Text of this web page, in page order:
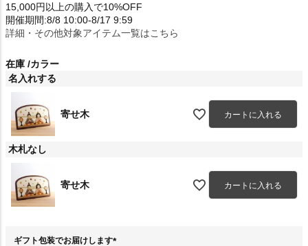
15,000円以上の購入で10%OFF
開催期間:8/8 10:00-8/17 9:59
詳細・その他対象アイテム一覧はこちら
在庫 カラー
名入れする
寄せ木 カートに入れる
木札なし
寄せ木 カートに入れる
ギフト包装でお届けします